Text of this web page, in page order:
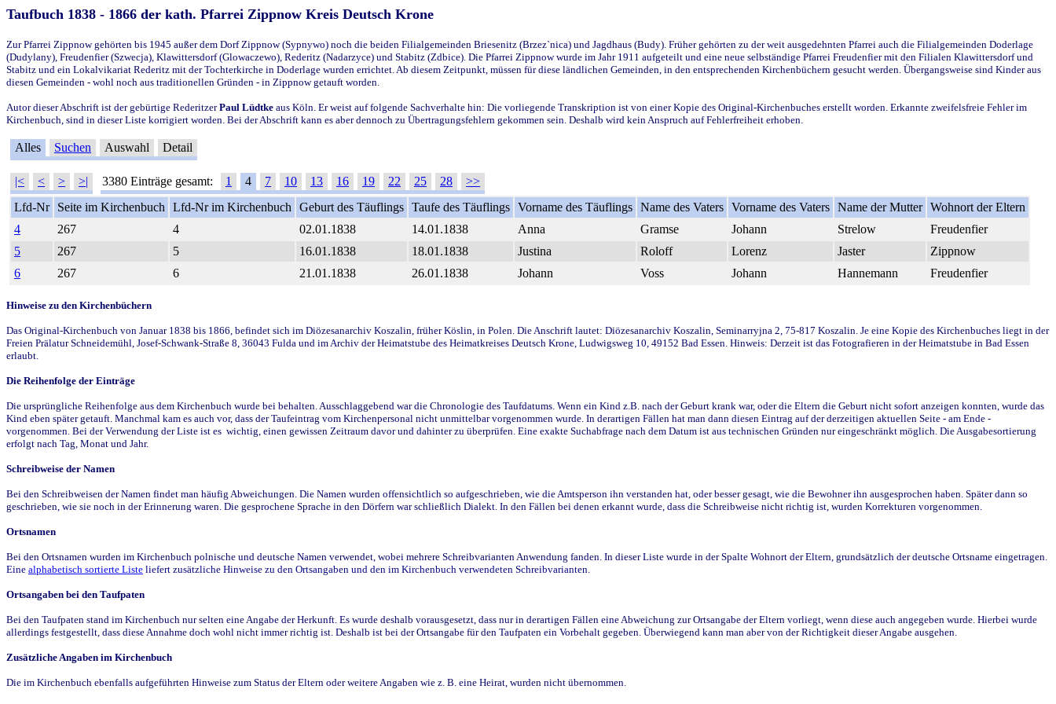
Taufbuch 1838 - 1866 der kath. Pfarrei Zippnow Kreis Deutsch Krone
Zur Pfarrei Zippnow gehörten bis 1945 außer dem Dorf Zippnow (Sypnywo) noch die beiden Filialgemeinden Briesenitz (Brzez`nica) und Jagdhaus (Budy). Früher gehörten zu der weit ausgedehnten Pfarrei auch die Filialgemeinden Doderlage
(Dudylany), Freudenfier (Szwecja), Klawittersdorf (Glowaczewo), Rederitz (Nadarzyce) und Stabitz (Zdbice). Die Pfarrei Zippnow wurde im Jahr 1911 aufgeteilt und eine neue selbständige Pfarrei Freudenfier mit den Filialen Klawittersdorf und
Stabitz und ein Lokalvikariat Rederitz mit der Tochterkirche in Doderlage wurden errichtet. Ab diesem Zeitpunkt, müssen für diese ländlichen Gemeinden, in den entsprechenden Kirchenbüchern gesucht werden. Übergangsweise sind Kinder aus
diesen Gemeinden - wohl noch aus traditionellen Gründen - in Zippnow getauft worden.
Autor dieser Abschrift ist der gebürtige RederitzerPaul Lüdtke aus Köln. Er weist auf folgende Sachverhalte hin: Die vorliegende Transkription ist von einer Kopie des Original-Kirchenbuches erstellt worden. Erkannte zweifelsfreie Fehler im
Kirchenbuch, sind in dieser Liste korrigiert worden. Bei der Abschrift kann es aber dennoch zu Übertragungsfehlern gekommen sein. Deshalb wird kein Anspruch auf Fehlerfreiheit erhoben.
Alles Suchen Auswahl Detail
|< < > >| 3380 Einträge gesamt: 1 4 7 10 13 16 19 22 25 28
>>
Lfd-Nr
Seite im Kirchenbuch Lfd-Nr im Kirchenbuch Geburt des Täuflings Taufe des Täuflings Vorname des Täuflings Name des Vaters Vorname des Vaters Name der Mutter Wohnort der Eltern
4
267 4 02.01.1838 14.01.1838 Anna Gramse Johann Strelow
Freudenfier
5
267 5 16.01.1838 18.01.1838 Justina Roloff Lorenz Jaster
Zippnow
6
267 6 21.01.1838 26.01.1838 Johann Voss Johann Hannemann Freudenfier
Hinweise zu den Kirchenbüchern
Das Original-Kirchenbuch von Januar 1838 bis 1866, befindet sich im Diözesanarchiv Koszalin, früher Köslin, in Polen. Die Anschrift lautet: Diözesanarchiv Koszalin, Seminarryjna 2, 75-817 Koszalin. Je eine Kopie des Kirchenbuches liegt in der
Freien Prälatur Schneidemühl, Josef-Schwank-Straße 8, 36043 Fulda und im Archiv der Heimatstube des Heimatkreises Deutsch Krone, Ludwigsweg 10, 49152 Bad Essen. Hinweis: Derzeit ist das Fotografieren in der Heimatstube in Bad Essen
erlaubt.
Die Reihenfolge der Einträge
Die ursprüngliche Reihenfolge aus dem Kirchenbuch wurde bei behalten. Ausschlaggebend war die Chronologie des Taufdatums. Wenn ein Kind z.B. nach der Geburt krank war, oder die Eltern die Geburt nicht sofort anzeigen konnten, wurde das
Kind eben später getauft. Manchmal kam es auch vor, dass der Taufeintrag vom Kirchenpersonal nicht unmittelbar vorgenommen wurde. In derartigen Fällen hat man dann diesen Eintrag auf der derzeitigen aktuellen Seite - am Ende -
vorgenommen. Bei der Verwendung der Liste ist es wichtig, einen gewissen Zeitraum davor und dahinter zu überprüfen. Eine exakte Suchabfrage nach dem Datum ist aus technischen Gründen nur eingeschränkt möglich. Die Ausgabesortierung
erfolgt nach Tag, Monat und Jahr.
Schreibweise der Namen
Bei den Schreibweisen der Namen findet man häufig Abweichungen. Die Namen wurden offensichtlich so aufgeschrieben, wie die Amtsperson ihn verstanden hat, oder besser gesagt, wie die Bewohner ihn ausgesprochen haben. Später dann so
geschrieben, wie sie noch in der Erinnerung waren. Die gesprochene Sprache in den Dörfern war schließlich Dialekt. In den Fällen bei denen erkannt wurde, dass die Schreibweise nicht richtig ist, wurden Korrekturen vorgenommen.
Ortsnamen
Bei den Ortsnamen wurden im Kirchenbuch polnische und deutsche Namen verwendet, wobei mehrere Schreibvarianten Anwendung fanden. In dieser Liste wurde in der Spalte Wohnort der Eltern, grundsätzlich der deutsche Ortsname eingetragen.
Eine alphabetisch sortierte Liste liefert zusätzliche Hinweise zu den Ortsangaben und den im Kirchenbuch verwendeten Schreibvarianten.
Ortsangaben bei den Taufpaten
Bei den Taufpaten stand im Kirchenbuch nur selten eine Angabe der Herkunft. Es wurde deshalb vorausgesetzt, dass nur in derartigen Fällen eine Abweichung zur Ortsangabe der Eltern vorliegt, wenn diese auch angegeben wurde. Hierbei wurde
allerdings festgestellt, dass diese Annahme doch wohl nicht immer richtig ist. Deshalb ist bei der Ortsangabe für den Taufpaten ein Vorbehalt gegeben. Überwiegend kann man aber von der Richtigkeit dieser Angabe ausgehen.
Zusätzliche Angaben im Kirchenbuch
Die im Kirchenbuch ebenfalls aufgeführten Hinweise zum Status der Eltern oder weitere Angaben wie z. B. eine Heirat, wurden nicht übernommen.